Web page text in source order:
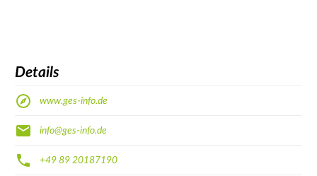
Details
www.ges-info.de
info@ges-info.de
+49 89 20187190